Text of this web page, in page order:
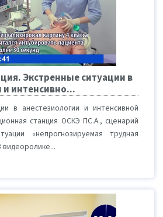
Экстренные ситуации в
и интенсивно...
в анестезиологии и интенсивной
станция ОСКЭ ПС.А., сценарий
«непрогнозируемая трудная
видеоролике...